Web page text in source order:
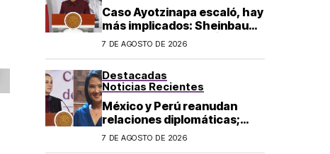
Caso Ayotzinapa escaló, hay
más implicados: Sheinbaum
sobre detención de Ángel
7 DE AGOSTO DE 2026
Destacadas
Noticias Recientes
México y Perú reanudan
relaciones diplomáticas;
Sheinbaum confirma llegada
7 DE AGOSTO DE 2026